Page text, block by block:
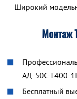
Широкий
Монтаж
АД-50С-Т400-
Бесплатный